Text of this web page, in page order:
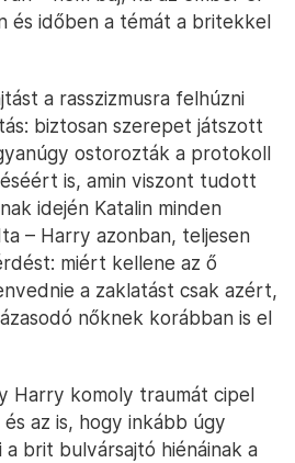
és időben a témát a britekkel
a rasszizmusra felhúzni
biztosan szerepet játszott
ostorozták a protokoll
is, amin viszont tudott
idején Katalin minden
– Harry azonban, teljesen
miért kellene az ő
a zaklatást csak azért,
nőknek korábban is el
Harry komoly traumát cipel
az is, hogy inkább úgy
brit bulvársajtó hiénáinak a